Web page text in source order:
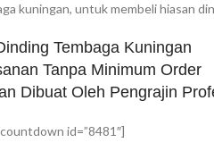
kuningan, untuk membeli hiasan
Tembaga Kuningan
Tanpa Minimum Order
Dibuat Oleh Pengrajin
id=”8481″]